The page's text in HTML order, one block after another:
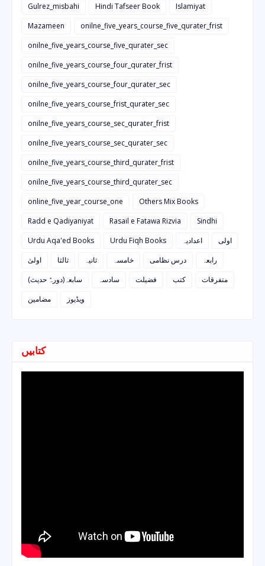
Gulrez_misbahi
Hindi Tafseer Book
Islamiyat
Mazameen
onilne_five_years_course_five_qurater_frist
onilne_five_years_course_five_qurater_sec
onilne_five_years_course_four_qurater_frist
onilne_five_years_course_four_qurater_sec
onilne_five_years_course_frist_qurater_sec
onilne_five_years_course_sec_qurater_frist
onilne_five_years_course_sec_qurater_sec
onilne_five_years_course_third_qurater_frist
onilne_five_years_course_third_qurater_sec
online_five_year_course_one
Others Mix Books
Radd e Qadiyaniyat
Rasail e Fatawa Rizvia
Sindhi
Urdu Aqa'ed Books
Urdu Fiqh Books اعدادیہ
اولی
اولیٰ
ثالثا ثانیہ خامسہ درس نظامی
رابعہ
سابعہ(دورہٌ حدیث)
سادسہ فضیلت کتب
متفرقات
مضامین
ویڈیوز
کتابیں